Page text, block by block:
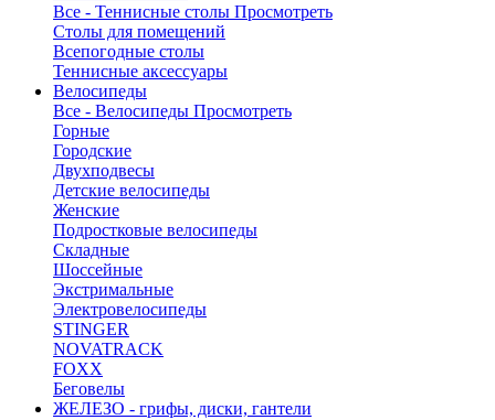
Все - Теннисные столы Просмотреть
Столы для помещений
Всепогодные столы
Теннисные аксессуары
Велосипеды
Все - Велосипеды Просмотреть
Горные
Городские
Двухподвесы
Детские велосипеды
Женские
Подростковые велосипеды
Складные
Шоссейные
Экстримальные
Электровелосипеды
STINGER
NOVATRACK
FOXX
Беговелы
ЖЕЛЕЗО - грифы, диски, гантели